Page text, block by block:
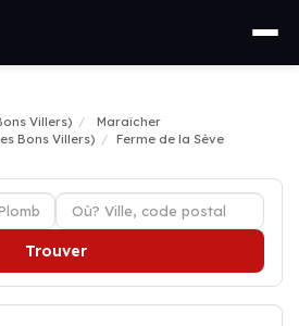
Villers)
Maraîcher
Bons Villers)
Ferme de la Sève
Trouver